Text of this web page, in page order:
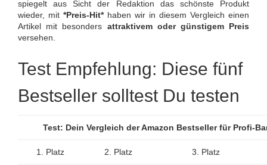
spiegelt aus Sicht der Redaktion das schönste Produkt
wieder, mit *Preis-Hit*haben wir in diesem Vergleich einen
Artikel mit besonders attraktivem oder günstigem Preis
versehen.
Test Empfehlung: Diese fünf
Bestseller solltest Du testen
Test: Dein Vergleich der Amazon Bestseller für Profi-
1. Platz 2. Platz 3. Platz